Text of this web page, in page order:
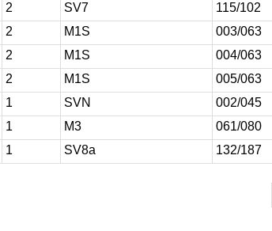
2 SV7
115/102
2 M1S
003/063
2 M1S
004/063
2 M1S
005/063
1 SVN
002/045
1 M3
061/080
1 SV8a 132/187